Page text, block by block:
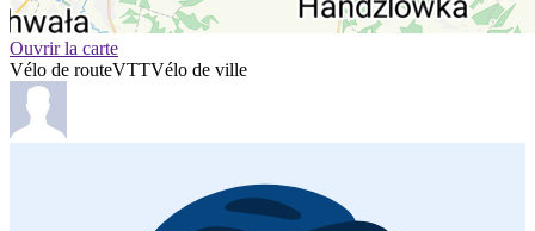
Ouvrir la carte
Vélo de routeVTTVélo de ville